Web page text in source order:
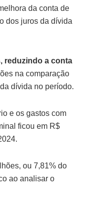
da conta de
dos juros da dívida
reduzindo a conta
na comparação
dívida no período.
e os gastos com
ficou em R$
ou 7,81% do
ao analisar o